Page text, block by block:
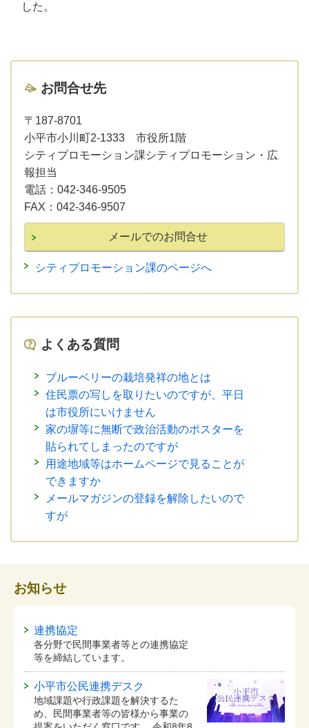
した。
お問合せ先
〒187-8701
小平市小川町2-1333 市役所1階
シティプロモーション課シティプロモーション・広
報担当
電話： 042-346-9505
FAX： 042-346-9507
シティプロモーション課のページへ
よくある質問
ブルーベリーの栽培発祥の地とは
住民票の写しを取りたいのですが、平日
は市役所にいけません
家の塀等に無断で政治活動のポスターを
貼られてしまったのですが
用途地域等はホームページで見ることが
できますか
メールマガジンの登録を解除したいので
すが
お知らせ
連携協定
各分野で民間事業者等との連携協定
等を締結しています。
小平市公民連携デスク
地域課題や行政課題を解決するた
め、民間事業者等の皆様から事業の